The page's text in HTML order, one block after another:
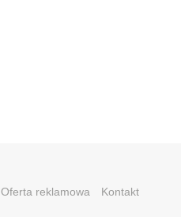
Oferta reklamowa Kontakt